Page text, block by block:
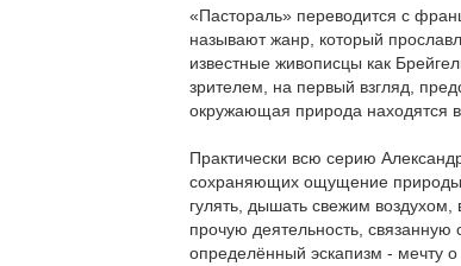
«Пастораль» переводится с
называют жанр, который
известные живописцы как
зрителем, на первый взгляд,
окружающая природа находятся
Практически всю серию
сохраняющих ощущение
гулять, дышать свежим
прочую деятельность,
определённый эскапизм - мечту